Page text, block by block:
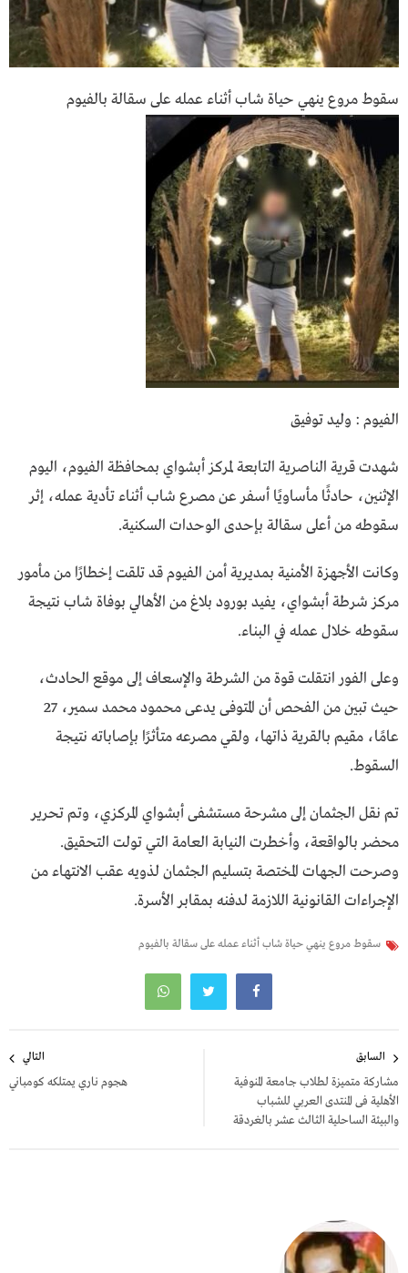
سقوط مروع ينهي حياة شاب أثناء عمله على سقالة بالفيوم
الفيوم : وليد توفيق
شهدت قرية الناصرية التابعة لمركز أبشواي بمحافظة الفيوم، اليوم
الإثنين، حادثًا مأساويًا أسفر عن مصرع شاب أثناء تأدية عمله، إثر
سقوطه من أعلى سقالة بإحدى الوحدات السكنية.
وكانت الأجهزة الأمنية بمديرية أمن الفيوم قد تلقت إخطارًا من مأمور
مركز شرطة أبشواي، يفيد بورود بلاغ من الأهالي بوفاة شاب نتيجة
سقوطه خلال عمله في البناء.
وعلى الفور انتقلت قوة من الشرطة والإسعاف إلى موقع الحادث،
حيث تبين من الفحص أن المتوفى يدعى محمود محمد سمير، 27
عامًا، مقيم بالقرية ذاتها، ولقي مصرعه متأثرًا بإصاباته نتيجة
السقوط.
تم نقل الجثمان إلى مشرحة مستشفى أبشواي المركزي، وتم تحرير
محضر بالواقعة، وأخطرت النيابة العامة التي تولت التحقيق.
وصرحت الجهات المختصة بتسليم الجثمان لذويه عقب الانتهاء من
الإجراءات القانونية اللازمة لدفنه بمقابر الأسرة.
سقوط مروع ينهي حياة شاب أثناء عمله على سقالة بالفيوم
المقالات
السابق
مشاركة متميزة لطلاب جامعة المنوفية
الأهلية فى المنتدى العربي للشباب
والبيئة الساحلية الثالث عشر بالغردقة
التالي
هجوم ناري يمتلكه كومباني